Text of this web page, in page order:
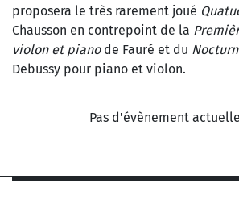
proposera le très rarement joué
Chausson en contrepoint de la
violon et piano de Fauré et du
Debussy pour piano et violon.
Pas d'évènement